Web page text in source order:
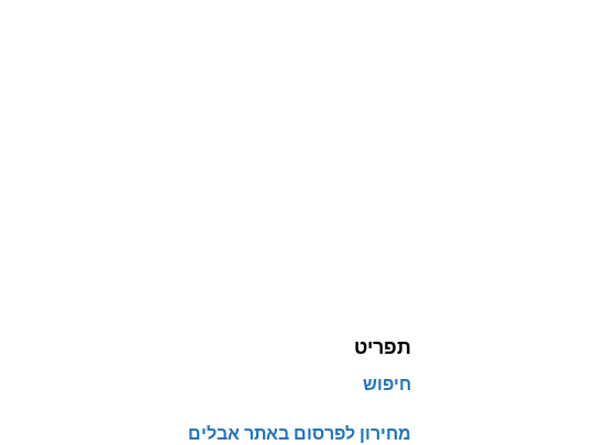
תפריט
חיפוש
מחירון לפרסום באתר אבלים